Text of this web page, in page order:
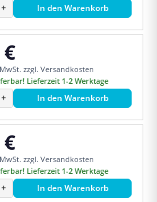
+ In den Warenkorb
Preis:
zzgl. Versandkosten
Lieferzeit 1-2 Werktage
+ In den Warenkorb
Preis:
zzgl. Versandkosten
Lieferzeit 1-2 Werktage
+ In den Warenkorb